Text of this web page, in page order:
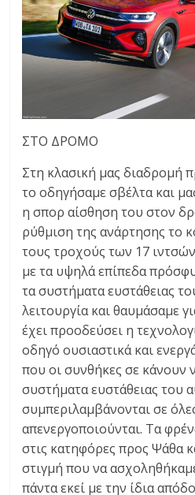
ΣΤΟ ΔΡΟΜΟ
Στη κλασική μας διαδρομή
το οδηγήσαμε σβέλτα και
η σπορ αίσθηση του στον
ρύθμιση της ανάρτησης το
τους τροχούς των 17
με τα υψηλά επίπεδα
τα συστήματα ευστάθειας
λειτουργία και θαυμάσαμε
έχει προοδεύσει η
οδηγό ουσιαστικά και
που οι συνθήκες σε κάνουν
συστήματα ευστάθειας του
συμπεριλαμβάνονται σε
απενεργοποιούνται. Τα
στις κατηφόρες προς Ψάθα
στιγμή που να
πάντα εκεί με την ίδια